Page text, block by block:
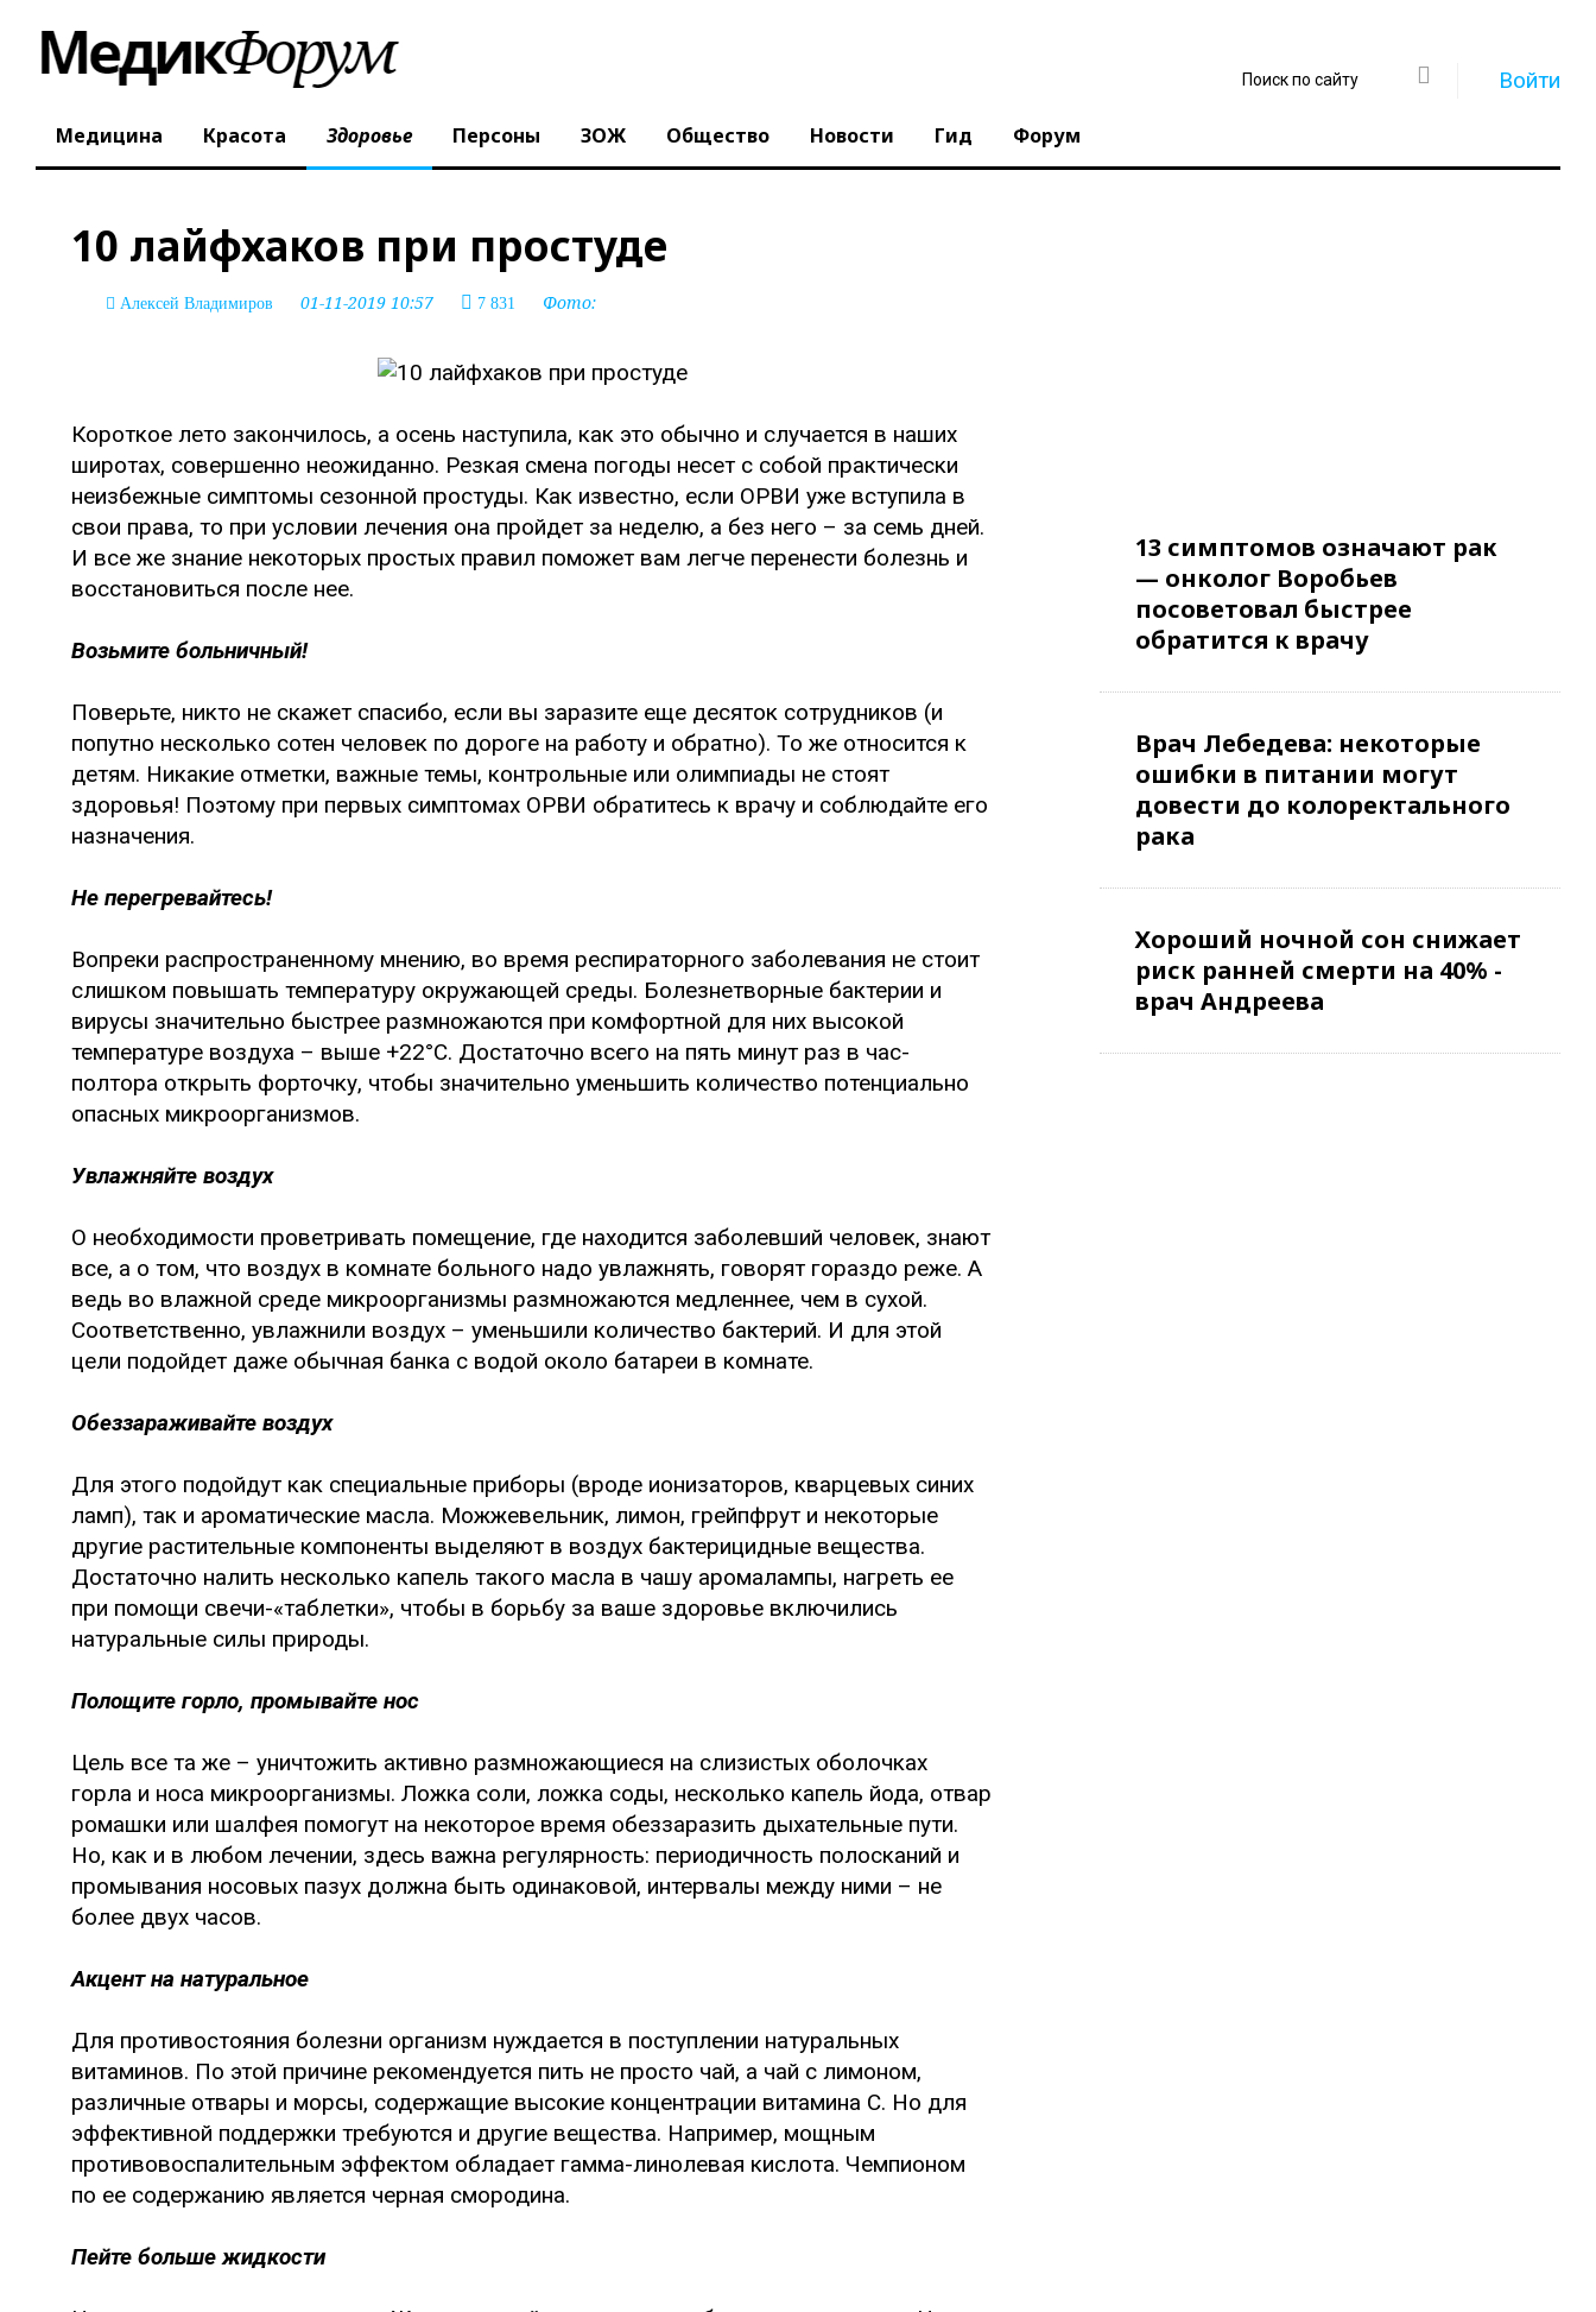
Войти
Медицина Красота Здоровье Персоны ЗОЖ Общество Новости Гид Форум
10 лайфхаков при простуде
Алексей Владимиров 01-11-2019 10:57 7 831 Фото:
Короткое лето закончилось, а осень наступила, как это обычно и случается в наших
широтах, совершенно неожиданно. Резкая смена погоды несет с собой практически
неизбежные симптомы сезонной простуды. Как известно, если ОРВИ уже вступила в
свои права, то при условии лечения она пройдет за неделю, а без него – за семь дней.
И все же знание некоторых простых правил поможет вам легче перенести болезнь и
восстановиться после нее.
Возьмите больничный!
Поверьте, никто не скажет спасибо, если вы заразите еще десяток сотрудников (и
попутно несколько сотен человек по дороге на работу и обратно). То же относится к
детям. Никакие отметки, важные темы, контрольные или олимпиады не стоят
здоровья! Поэтому при первых симптомах ОРВИ обратитесь к врачу и соблюдайте его
назначения.
Не перегревайтесь!
Вопреки распространенному мнению, во время респираторного заболевания не стоит
слишком повышать температуру окружающей среды. Болезнетворные бактерии и
вирусы значительно быстрее размножаются при комфортной для них высокой
температуре воздуха – выше +22°C. Достаточно всего на пять минут раз в час-
полтора открыть форточку, чтобы значительно уменьшить количество потенциально
опасных микроорганизмов.
Увлажняйте воздух
О необходимости проветривать помещение, где находится заболевший человек, знают
все, а о том, что воздух в комнате больного надо увлажнять, говорят гораздо реже. А
ведь во влажной среде микроорганизмы размножаются медленнее, чем в сухой.
Соответственно, увлажнили воздух – уменьшили количество бактерий. И для этой
цели подойдет даже обычная банка с водой около батареи в комнате.
Обеззараживайте воздух
Для этого подойдут как специальные приборы (вроде ионизаторов, кварцевых синих
ламп), так и ароматические масла. Можжевельник, лимон, грейпфрут и некоторые
другие растительные компоненты выделяют в воздух бактерицидные вещества.
Достаточно налить несколько капель такого масла в чашу аромалампы, нагреть ее
при помощи свечи-«таблетки», чтобы в борьбу за ваше здоровье включились
натуральные силы природы.
Полощите горло, промывайте нос
Цель все та же – уничтожить активно размножающиеся на слизистых оболочках
горла и носа микроорганизмы. Ложка соли, ложка соды, несколько капель йода, отвар
ромашки или шалфея помогут на некоторое время обеззаразить дыхательные пути.
Но, как и в любом лечении, здесь важна регулярность: периодичность полосканий и
промывания носовых пазух должна быть одинаковой, интервалы между ними – не
более двух часов.
Акцент на натуральное
Для противостояния болезни организм нуждается в поступлении натуральных
витаминов. По этой причине рекомендуется пить не просто чай, а чай с лимоном,
различные отвары и морсы, содержащие высокие концентрации витамина С. Но для
эффективной поддержки требуются и другие вещества. Например, мощным
противовоспалительным эффектом обладает гамма-линолевая кислота. Чемпионом
по ее содержанию является черная смородина.
Пейте больше жидкости
13 симптомов означают рак
— онколог Воробьев
посоветовал быстрее
обратится к врачу
Врач Лебедева: некоторые
ошибки в питании могут
довести до колоректального
рака
Хороший ночной сон снижает
риск ранней смерти на 40% -
врач Андреева